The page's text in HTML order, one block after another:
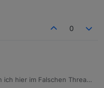
0
ich hier im Falschen Thread